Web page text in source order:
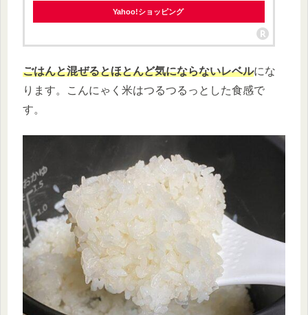
Yahoo!ショッピング
ごはんと混ぜるとほとんど気にならないレベルにな
ります。こんにゃく米はつるつるっとした食感で
す。